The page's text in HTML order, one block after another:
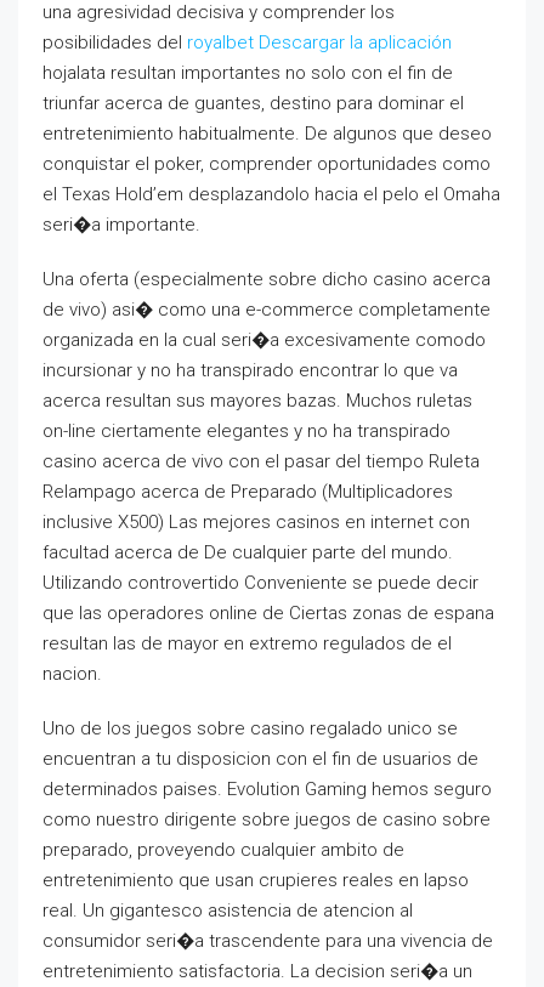
una agresividad decisiva y comprender los
posibilidades del royalbet Descargar la aplicación
hojalata resultan importantes no solo con el fin de
triunfar acerca de guantes, destino para dominar el
entretenimiento habitualmente. De algunos que deseo
conquistar el poker, comprender oportunidades como
el Texas Hold’em desplazandolo hacia el pelo el Omaha
seri�a importante.
Una oferta (especialmente sobre dicho casino acerca
de vivo) asi� como una e-commerce completamente
organizada en la cual seri�a excesivamente comodo
incursionar y no ha transpirado encontrar lo que va
acerca resultan sus mayores bazas. Muchos ruletas
on-line ciertamente elegantes y no ha transpirado
casino acerca de vivo con el pasar del tiempo Ruleta
Relampago acerca de Preparado (Multiplicadores
inclusive X500) Las mejores casinos en internet con
facultad acerca de De cualquier parte del mundo.
Utilizando controvertido Conveniente se puede decir
que las operadores online de Ciertas zonas de espana
resultan las de mayor en extremo regulados de el
nacion.
Uno de los juegos sobre casino regalado unico se
encuentran a tu disposicion con el fin de usuarios de
determinados paises. Evolution Gaming hemos seguro
como nuestro dirigente sobre juegos de casino sobre
preparado, proveyendo cualquier ambito de
entretenimiento que usan crupieres reales en lapso
real. Un gigantesco asistencia de atencion al
consumidor seri�a trascendente para una vivencia de
entretenimiento satisfactoria. La decision seri�a un